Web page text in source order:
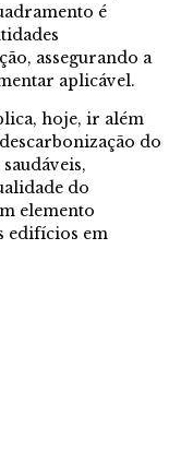
é
assegurando a
aplicável.
hoje, ir além
do
do
elemento
edifícios em